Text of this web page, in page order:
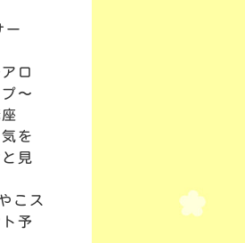
ー
ロ
〜
を
見
こス
予